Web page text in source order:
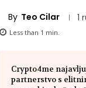
By Teo Cilar 1
Less than 1 min.
Crypto4me
partnerstvo s